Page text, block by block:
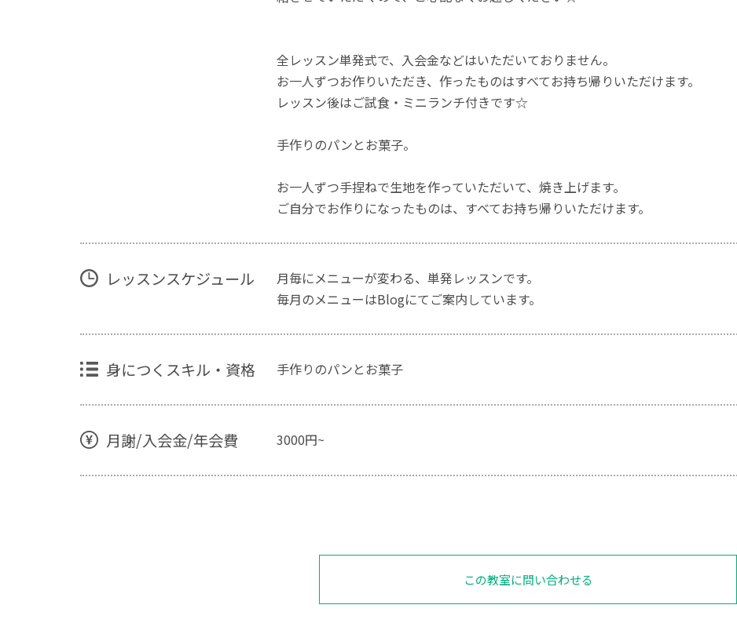
全レッスン単発式で、入会金などはいただいておりません。
お一人ずつお作りいただき、作ったものはすべてお持ち帰りいただけます。
レッスン後はご試食・ミニランチ付きです☆
手作りのパンとお菓子。
お一人ずつ手捏ねで生地を作っていただいて、焼き上げます。
ご自分でお作りになったものは、すべてお持ち帰りいただけます。
レッスンスケジュール
月毎にメニューが変わる、単発レッスンです。
毎月のメニューはBlogにてご案内しています。
身につくスキル・資格 手作りのパンとお菓子
月謝/入会金/年会費 3000円~
この教室に問い合わせる